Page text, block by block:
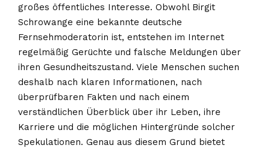
großes öffentliches Interesse. Obwohl Birgit
Schrowange eine bekannte deutsche
Fernsehmoderatorin ist, entstehen im Internet
regelmäßig Gerüchte und falsche Meldungen über
ihren Gesundheitszustand. Viele Menschen suchen
deshalb nach klaren Informationen, nach
überprüfbaren Fakten und nach einem
verständlichen Überblick über ihr Leben, ihre
Karriere und die möglichen Hintergründe solcher
Spekulationen. Genau aus diesem Grund bietet